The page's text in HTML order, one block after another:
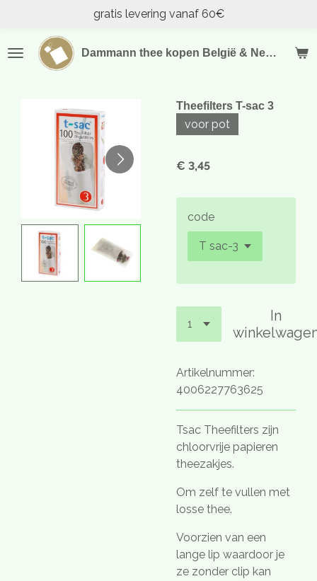
naar
Dammann thee kopen België & Nederland
gratis levering vanaf 60€
Theefilters T-sac 3
voor pot
€ 3,45
code
In
Artikelnummer:
4006227763625
Tsac Theefilters zijn
chloorvrije papieren
theezakjes.
Om zelf te vullen met
losse thee.
Voorzien van een
lange lip waardoor je
ze zonder clip kan